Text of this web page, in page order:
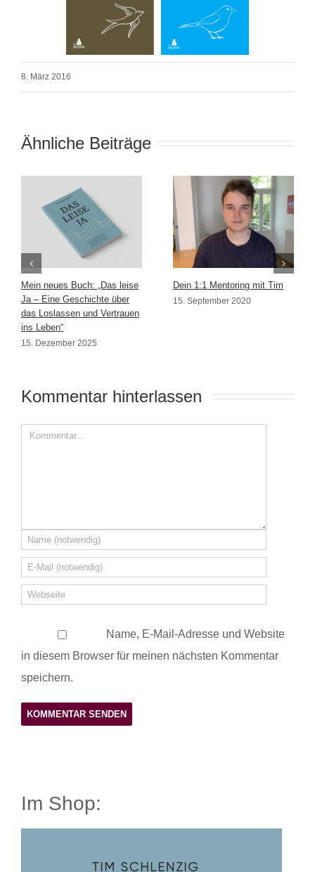
8. März 2016
Ähnliche Beiträge
Mein neues Buch: „Das leise
Ja – Eine Geschichte über
das Loslassen und Vertrauen
ins Leben“
15. Dezember 2025
Dein 1:1 Mentoring mit Tim
15. September 2020
Kommentar hinterlassen
Name, E-Mail-Adresse und Website
in diesem Browser für meinen nächsten Kommentar
speichern.
Im Shop: